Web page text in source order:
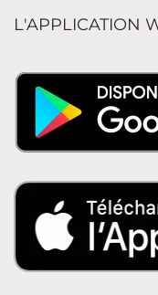
L'APPLICATION